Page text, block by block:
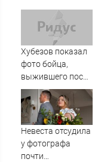
Хубезов показал
фото бойца,
выжившего после
медведя и молнии
Невеста отсудила
у фотографа
почти